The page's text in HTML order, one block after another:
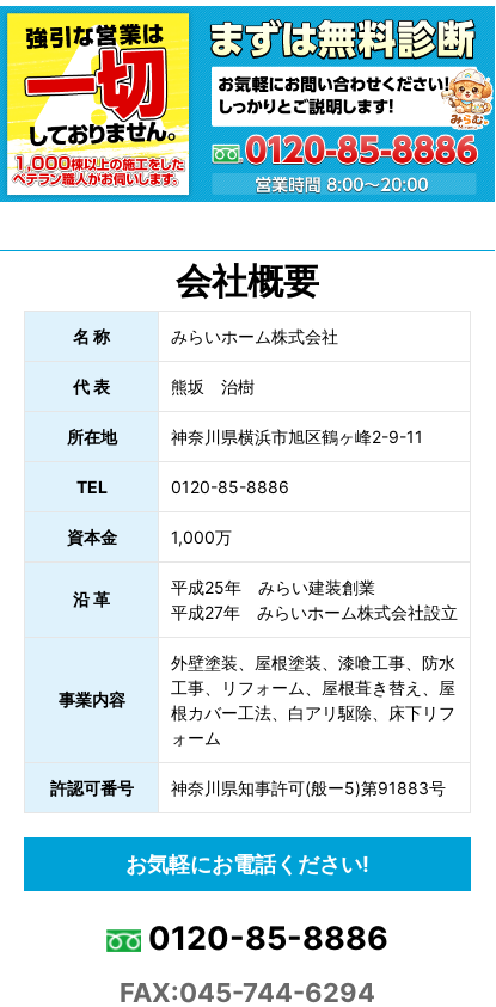
会社概要
名 称 みらいホーム株式会社
代 表 熊坂 治樹
所在地 神奈川県横浜市旭区鶴ヶ峰2-9-11
TEL 0120-85-8886
資本金 1,000万
沿 革
平成25年 みらい建装創業
平成27年 みらいホーム株式会社設立
事業内容
外壁塗装、屋根塗装、漆喰工事、防水
工事、リフォーム、屋根葺き替え、屋
根カバー工法、白アリ駆除、床下リフ
ォーム
許認可番号 神奈川県知事許可(般ー5)第91883号
お気軽にお電話ください!
0120-85-8886
FAX:045-744-6294